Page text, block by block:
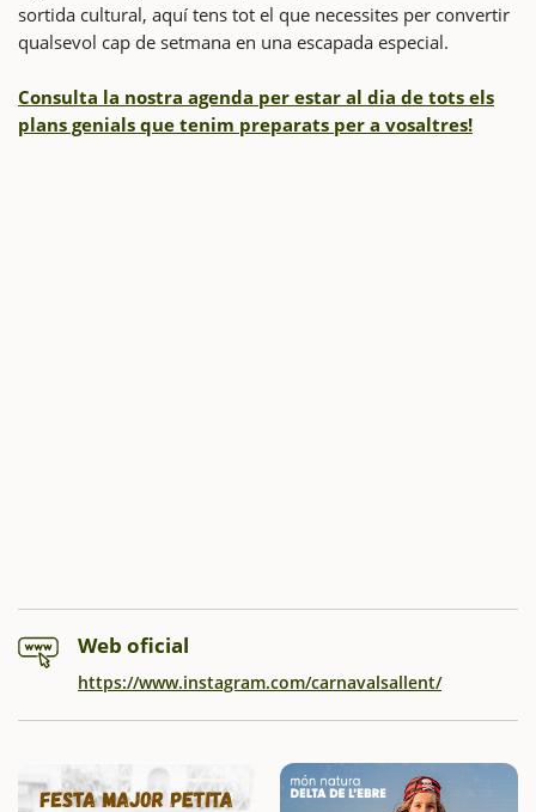
sortida cultural, aquí tens tot el que necessites per convertir
qualsevol cap de setmana en una escapada especial.
Consulta la nostra agenda per estar al dia de tots els
plans genials que tenim preparats per a vosaltres!
Web oficial
https://www.instagram.com/carnavalsallent/